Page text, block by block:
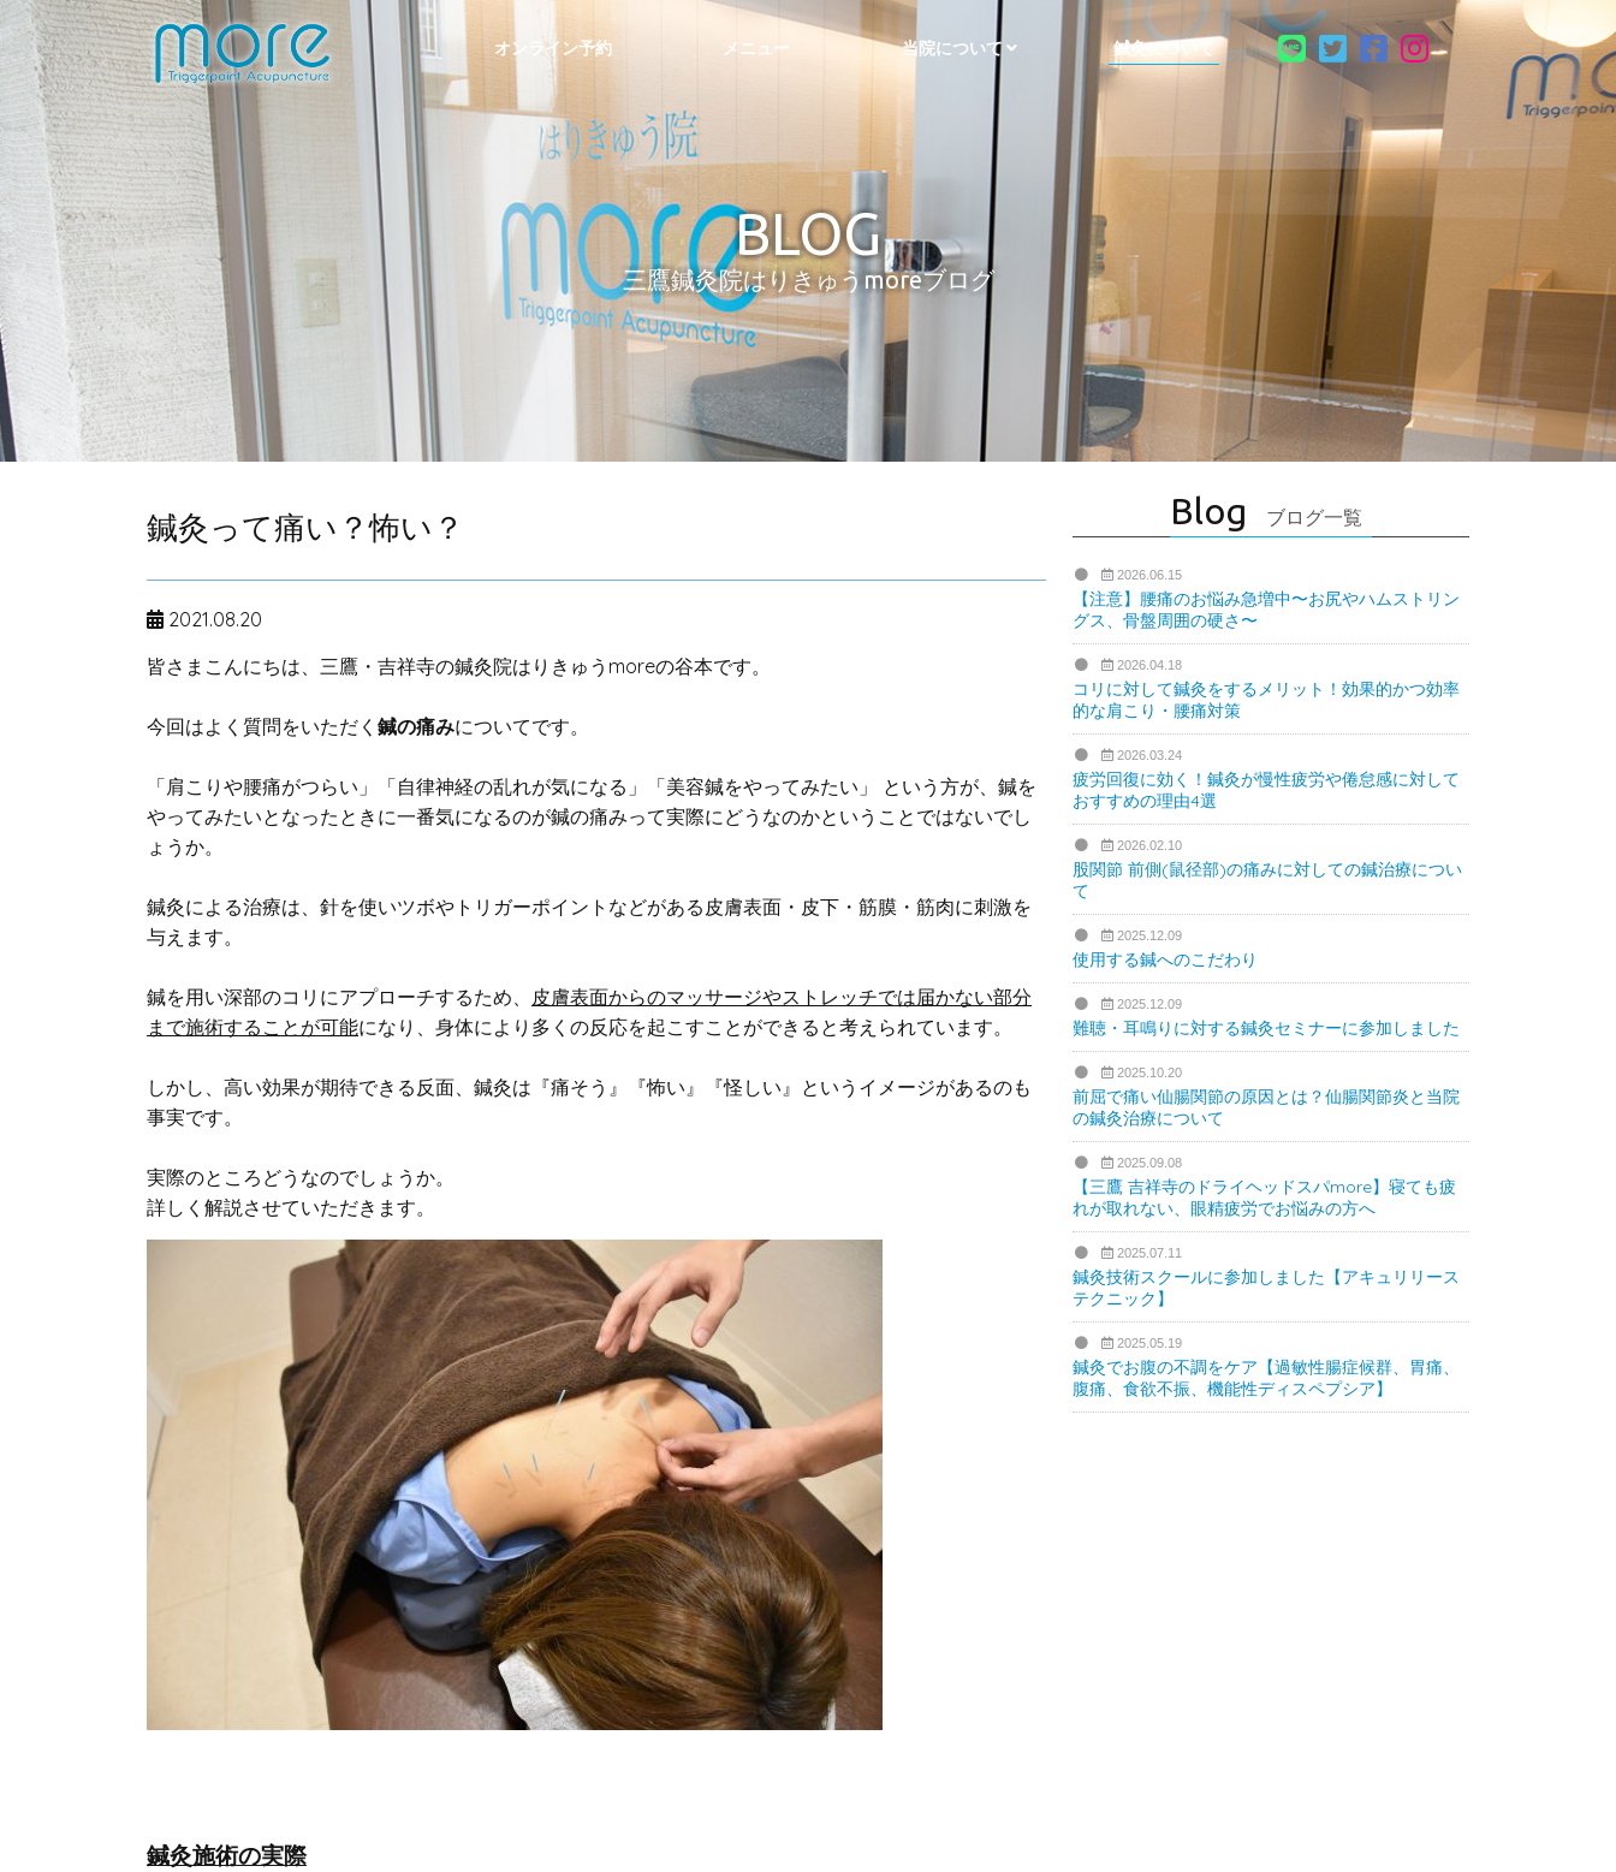
オンライン予約 メニュー 当院について 鍼灸について
BLOG
三鷹鍼灸院はりきゅうmoreブログ
鍼灸って痛い？怖い？
2021.08.20
皆さまこんにちは、三鷹・吉祥寺の鍼灸院はりきゅうmoreの谷本です。
今回はよく質問をいただく 鍼の痛みについてです。
「肩こりや腰痛がつらい」「自律神経の乱れが気になる」「美容鍼をやってみたい」 という方が、鍼を
やってみたいとなったときに一番気になるのが鍼の痛みって実際にどうなのかということではないでし
ょうか。
鍼灸による治療は、針を使いツボやトリガーポイントなどがある皮膚表面・皮下・筋膜・筋肉に刺激を
与えます。
鍼を用い深部のコリにアプローチするため、 皮膚表面からのマッサージやストレッチでは届かない部分
まで施術することが可能になり、身体により多くの反応を起こすことができると考えられています。
しかし、高い効果が期待できる反面、鍼灸は『痛そう』『怖い』『怪しい』というイメージがあるのも
事実です。
実際のところどうなのでしょうか。
詳しく解説させていただきます。
鍼灸施術の実際
Blog ブログ一覧
2026.06.15
【注意】腰痛のお悩み急増中〜お尻やハムストリン
グス、骨盤周囲の硬さ〜
2026.04.18
コリに対して鍼灸をするメリット！効果的かつ効率
的な肩こり・腰痛対策
2026.03.24
疲労回復に効く！鍼灸が慢性疲労や倦怠感に対して
おすすめの理由4選
2026.02.10
股関節 前側(鼠径部)の痛みに対しての鍼治療につい
て
2025.12.09
使用する鍼へのこだわり
2025.12.09
難聴・耳鳴りに対する鍼灸セミナーに参加しました
2025.10.20
前屈で痛い仙腸関節の原因とは？仙腸関節炎と当院
の鍼灸治療について
2025.09.08
【三鷹 吉祥寺のドライヘッドスパmore】寝ても疲
れが取れない、眼精疲労でお悩みの方へ
2025.07.11
鍼灸技術スクールに参加しました【アキュリリース
テクニック】
2025.05.19
鍼灸でお腹の不調をケア【過敏性腸症候群、胃痛、
腹痛、食欲不振、機能性ディスペプシア】